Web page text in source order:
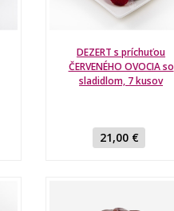
DEZERT s príchuťou
ČERVENÉHO OVOCIA so
sladidlom, 7 kusov
21,00 €